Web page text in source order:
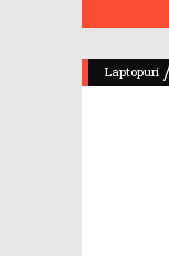
Laptopuri /